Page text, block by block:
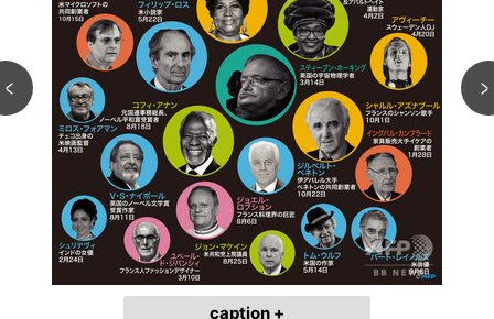
caption +